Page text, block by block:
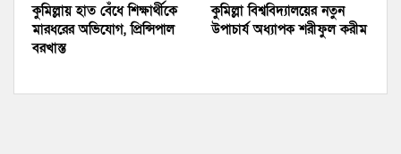
কুমিল্লায় হাত বেঁধে শিক্ষার্থীকে
মারধরের অভিযোগ, প্রিন্সিপাল
বরখাস্ত
কুমিল্লা বিশ্ববিদ্যালয়ের নতুন
উপাচার্য অধ্যাপক শরীফুল করীম